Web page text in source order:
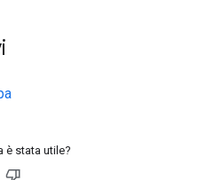
è stata utile?